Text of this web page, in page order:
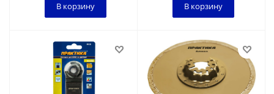
В корзину В корзину